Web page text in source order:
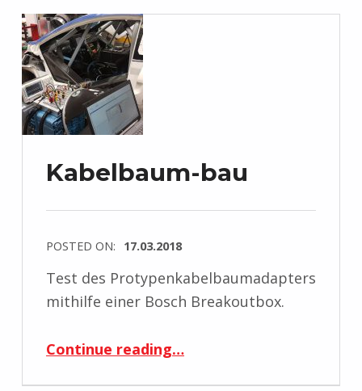
Kabelbaum-bau
POSTED ON: 17.03.2018
Test des Protypenkabelbaumadapters
mithilfe einer Bosch Breakoutbox.
Continue reading…